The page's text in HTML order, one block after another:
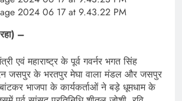
–
एवं महाराष्ट्र के पूर्व गवर्नर भगत सिंह
जसपुर के भरतपुर मेघा वाला मंडल और जसपुर
भाजपा के कार्यकर्ताओं ने बड़े धूमधाम के